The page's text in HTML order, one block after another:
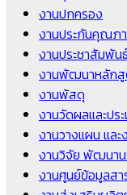
งานปกครอง
งานประกันคุณภ
งานประชาสัมพัน
งานพัฒนาหลักสู
งานพัสดุ
งานวัดผลและปร
งานวางแผน แล
งานวิจัย พัฒนาน
งานศูนย์ข้อมูลสา